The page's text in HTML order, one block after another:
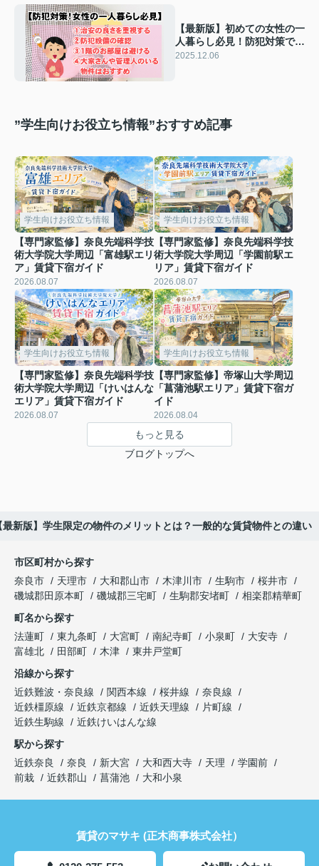
【最新版】初めての女性の一
人暮らし必見！防犯対策で気
をつけるべき点をご紹介
2025.12.06
”学生向けお役立ち情報”おすすめ記事
学生向けお役立ち情報
【専門家監修】奈良先端科学技
術大学院大学周辺「富雄駅エリ
ア」賃貸下宿ガイド
2026.08.07
学生向けお役立ち情報
【専門家監修】奈良先端科学技
術大学院大学周辺「学園前駅エ
リア」賃貸下宿ガイド
2026.08.07
学生向けお役立ち情報
【専門家監修】奈良先端科学技
術大学院大学周辺「けいはんな
エリア」賃貸下宿ガイド
2026.08.07
学生向けお役立ち情報
【専門家監修】帝塚山大学周辺
「菖蒲池駅エリア」賃貸下宿ガ
イド
2026.08.04
もっと見る
ブログトップへ
最新版】学生限定の物件のメリットとは？一般的な賃貸物件との違い
市区町村から探す
奈良市
天理市 大和郡山市 木津川市 生駒市
桜井市
磯城郡田原本町
磯城郡三宅町 生駒郡安堵町
相楽郡精華町
町名から探す
法蓮町
東九条町 大宮町 南紀寺町 小泉町
大安寺
富雄北
田部町 木津
東井戸堂町
沿線から探す
近鉄難波・奈良線
関西本線 桜井線
奈良線
近鉄橿原線
近鉄京都線 近鉄天理線
片町線
近鉄生駒線
近鉄けいはんな線
駅から探す
近鉄奈良
奈良 新大宮 大和西大寺 天理
学園前
前栽
近鉄郡山 菖蒲池 大和小泉
賃貸のマサキ (正木商事株式会社）